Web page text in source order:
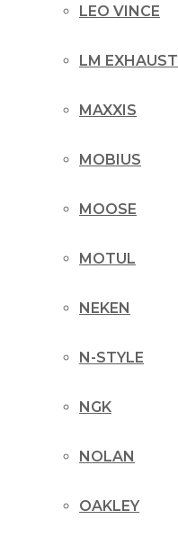
LEO VINCE
LM EXHAUST
MAXXIS
MOBIUS
MOOSE
MOTUL
NEKEN
N-STYLE
NGK
NOLAN
OAKLEY